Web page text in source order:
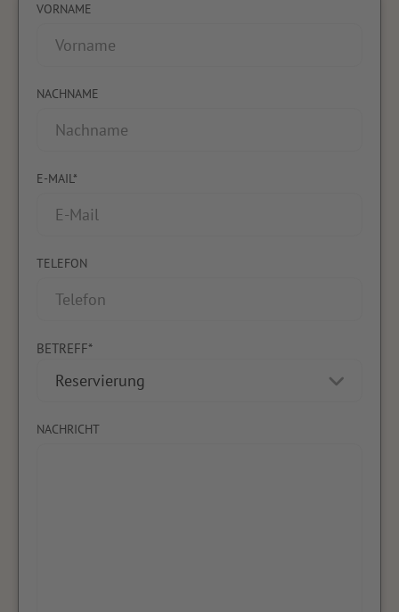
VORNAME
NACHNAME
E-MAIL*
TELEFON
BETREFF*
NACHRICHT